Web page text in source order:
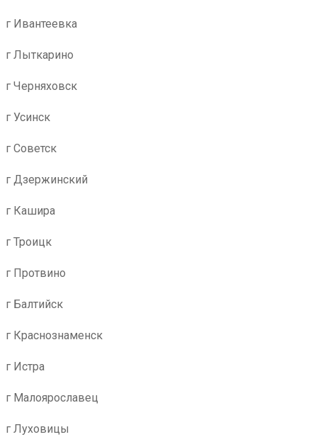
г Ивантеевка
г Лыткарино
г Черняховск
г Усинск
г Советск
г Дзержинский
г Кашира
г Троицк
г Протвино
г Балтийск
г Краснознаменск
г Истра
г Малоярославец
г Луховицы